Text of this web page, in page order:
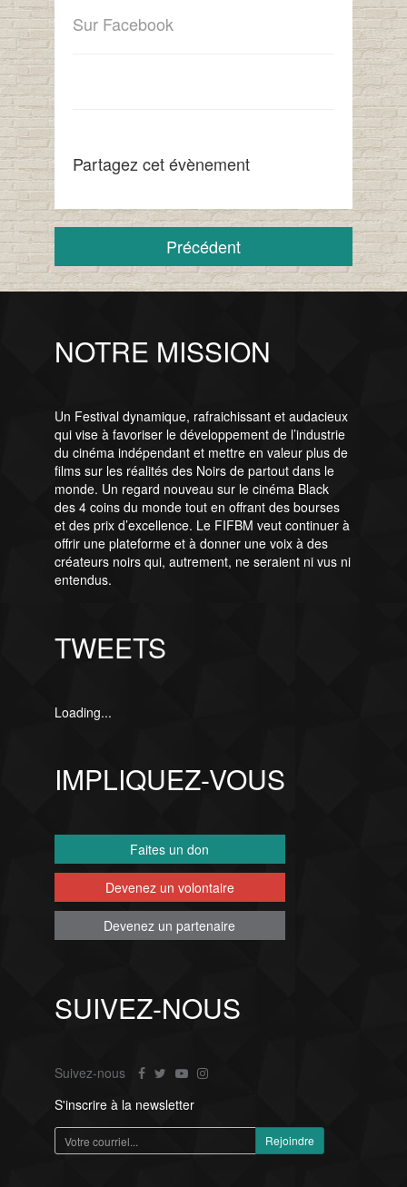
Sur Facebook
Partagez cet évènement
Précédent
NOTRE MISSION
Un Festival dynamique, rafraichissant et audacieux
qui vise à favoriser le développement de l’industrie
du cinéma indépendant et mettre en valeur plus de
films sur les réalités des Noirs de partout dans le
monde. Un regard nouveau sur le cinéma Black
des 4 coins du monde tout en offrant des bourses
et des prix d’excellence. Le FIFBM veut continuer à
offrir une plateforme et à donner une voix à des
créateurs noirs qui, autrement, ne seraient ni vus ni
entendus.
TWEETS
Loading...
IMPLIQUEZ-VOUS
Faites un don
Devenez un volontaire
Devenez un partenaire
SUIVEZ-NOUS
Suivez-nous
S'inscrire à la newsletter